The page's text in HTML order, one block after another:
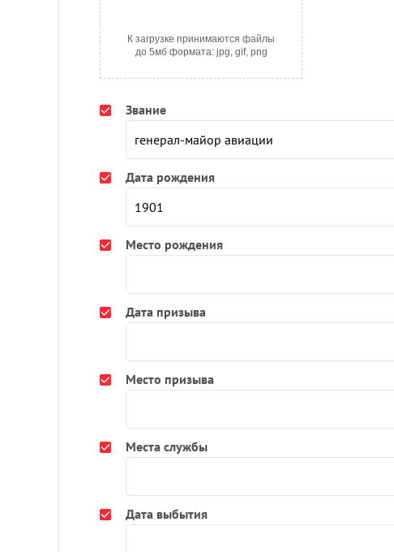
К загрузке принимаются файлы
до 5мб формата: jpg, gif, png
Звание
Дата рождения
Место рождения
Дата призыва
Место призыва
Места службы
Дата выбытия